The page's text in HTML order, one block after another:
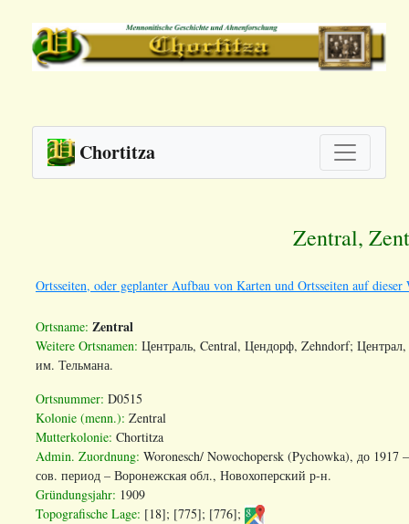
Chortitza
Zentral,
Ortsseiten, oder geplanter Aufbau von Karten und Ortsseiten auf dieser
Ortsname: Zentral
Weitere Ortsnamen: Централь, Central, Цендорф, Zehndorf; Централ,
им. Тельмана.
Ortsnummer: D0515
Kolonie (menn.): Zentral
Mutterkolonie: Chortitza
Admin. Zuordnung: Woronesch/ Nowochopersk (Pychowka), до 1917
сов. период – Воронежская обл., Новохоперский р-н.
Gründungsjahr: 1909
Topografische Lage: [18]; [775]; [776];